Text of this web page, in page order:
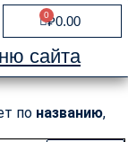
₽0.00
0
Cart
сайта
по названию,